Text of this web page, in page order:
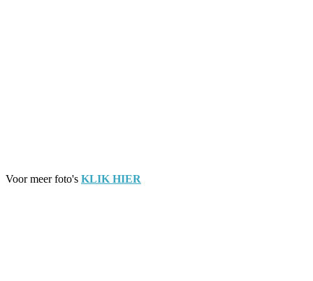
Voor meer foto's KLIK HIER